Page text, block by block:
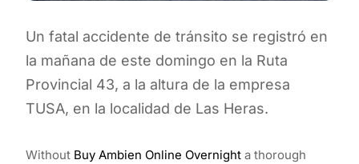
Un fatal accidente de tránsito se registró en
la mañana de este domingo en la Ruta
Provincial 43, a la altura de la empresa
TUSA, en la localidad de Las Heras.
Without Buy Ambien Online Overnight a thorough